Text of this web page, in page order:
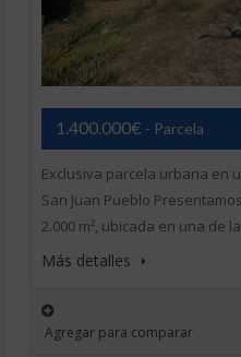
1.400.000€ - Parcela
Exclusiva parcela urbana en
San Juan Pueblo
2.000 m², ubicada en una de
Más detalles
Agregar para comparar